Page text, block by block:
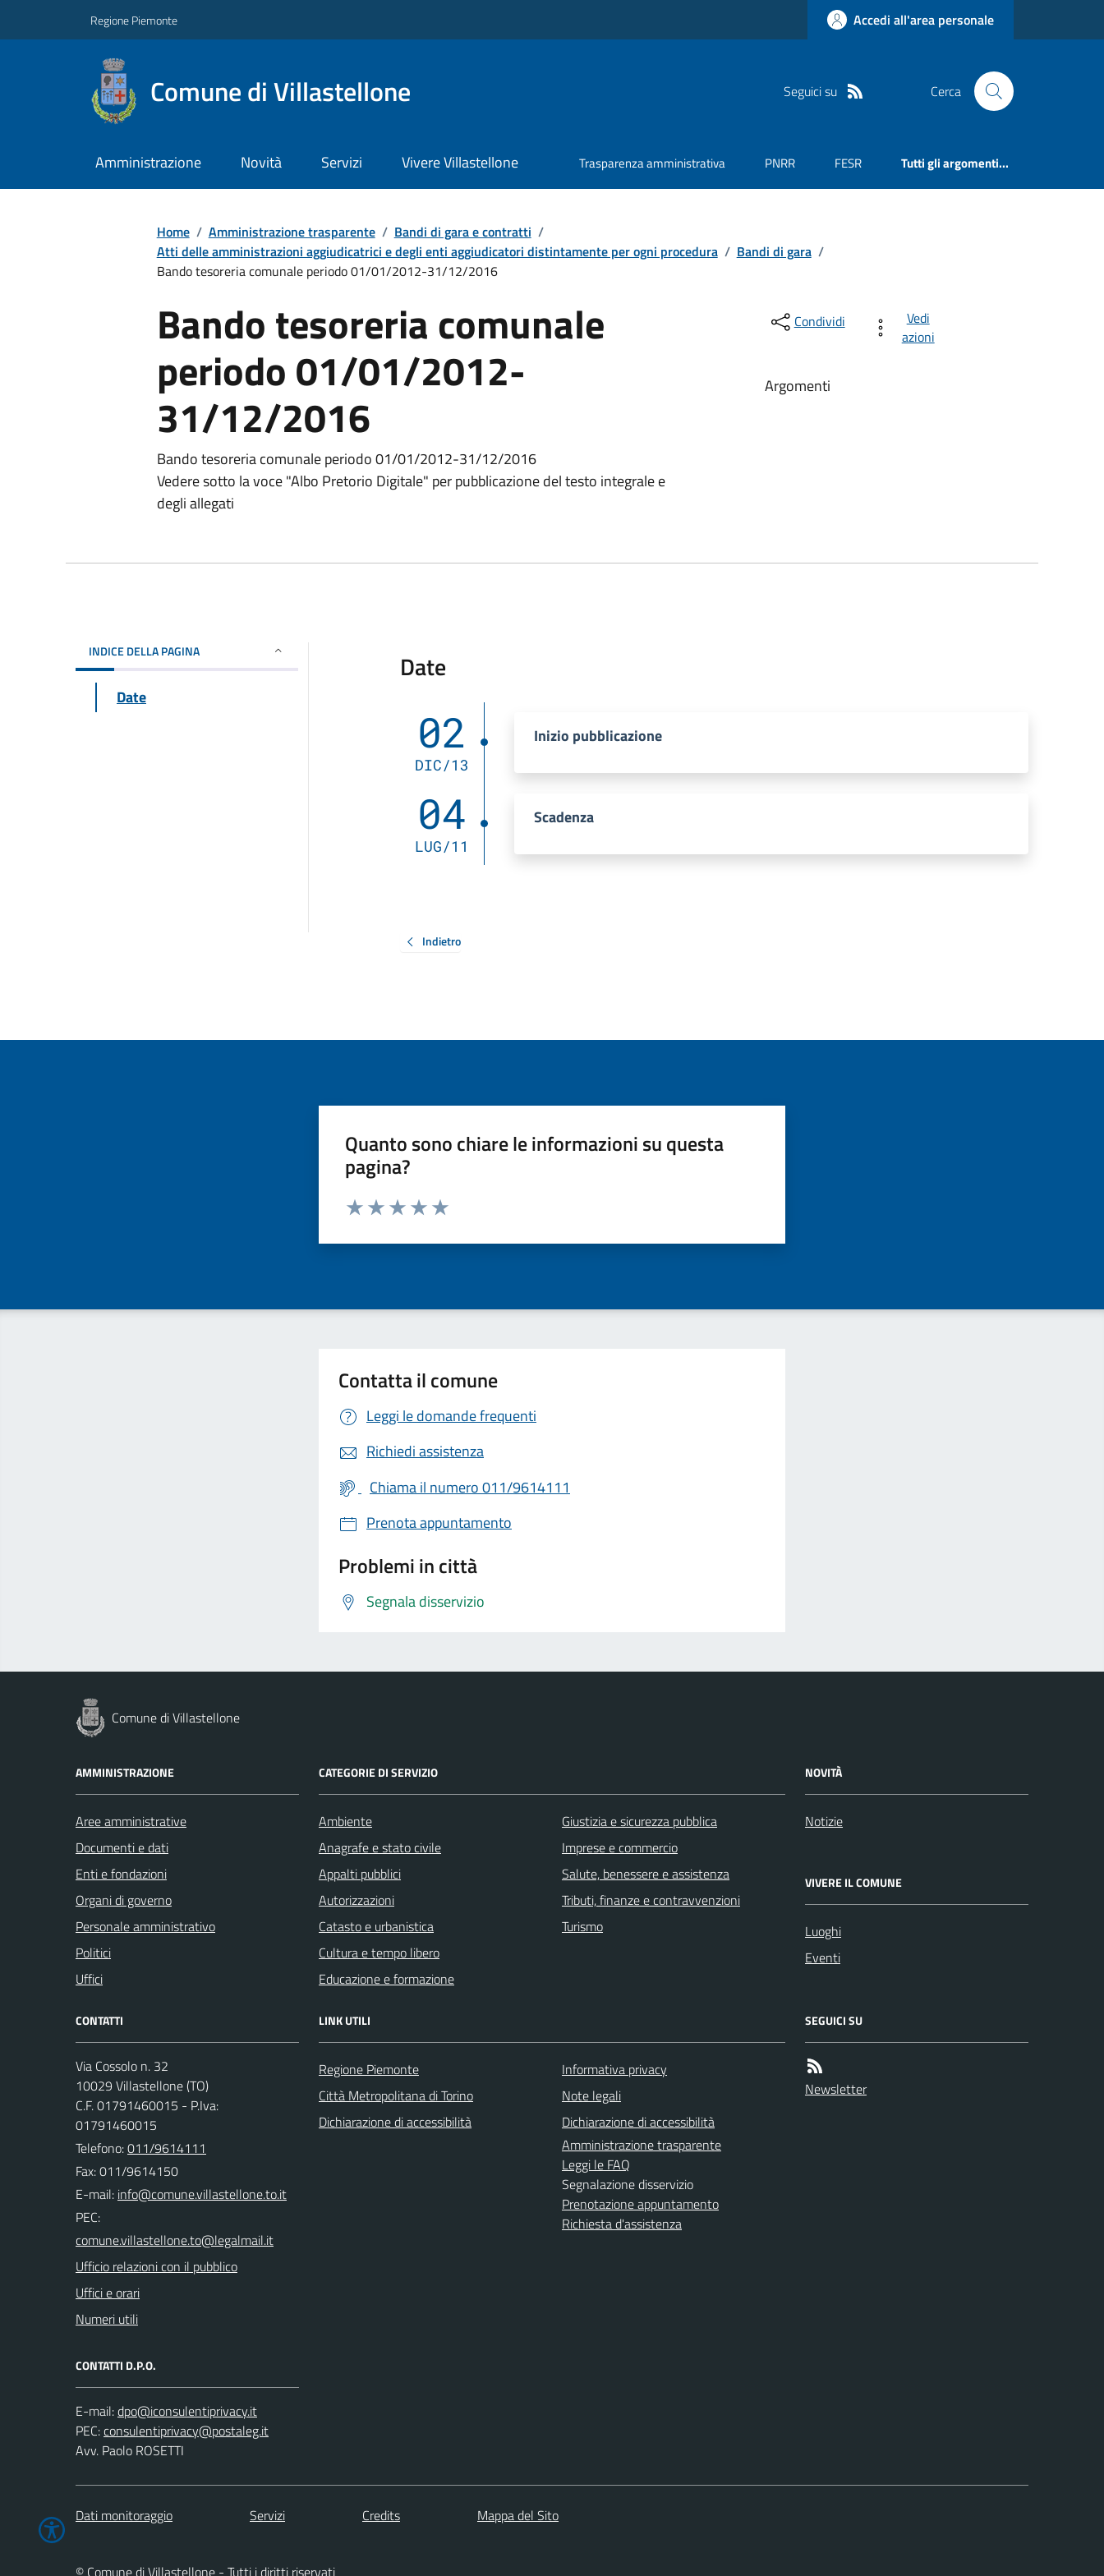
Regione Piemonte Accedi all'area personale
Comune di Villastellone Seguici su Cerca
Amministrazione Novità Servizi Vivere Villastellone Trasparenza amministrativa PNRR FESR Tutti gli argomenti...
Home / Amministrazione trasparente / Bandi di gara e contratti /
Atti delle amministrazioni aggiudicatrici e degli enti aggiudicatori distintamente per ogni procedura / Bandi di gara /
Bando tesoreria comunale periodo 01/01/2012-31/12/2016
Bando tesoreria comunale
periodo 01/01/2012-
31/12/2016
Bando tesoreria comunale periodo 01/01/2012-31/12/2016
Vedere sotto la voce "Albo Pretorio Digitale" per pubblicazione del testo integrale e
degli allegati
Condividi
Vedi
azioni
Argomenti
INDICE DELLA PAGINA
Date
Date
02
DIC/13
Inizio pubblicazione
04
LUG/11
Scadenza
Indietro
Quanto sono chiare le informazioni su questa
pagina?
Valuta da 1 a 5 stelle la pagina
Contatta il comune
Leggi le domande frequenti
Richiedi assistenza
Chiama il numero 011/9614111
Prenota appuntamento
Problemi in città
Segnala disservizio
Comune di Villastellone
AMMINISTRAZIONE
Aree amministrative
Documenti e dati
Enti e fondazioni
Organi di governo
Personale amministrativo
Politici
Uffici
CATEGORIE DI SERVIZIO
Ambiente
Anagrafe e stato civile
Appalti pubblici
Autorizzazioni
Catasto e urbanistica
Cultura e tempo libero
Educazione e formazione
Giustizia e sicurezza pubblica
Imprese e commercio
Salute, benessere e assistenza
Tributi, finanze e contravvenzioni
Turismo
NOVITÀ
Notizie
VIVERE IL COMUNE
Luoghi
Eventi
CONTATTI
Via Cossolo n. 32
10029 Villastellone (TO)
C.F. 01791460015 - P.Iva:
01791460015
Telefono:011/9614111
Fax: 011/9614150
E-mail:
PEC:
Ufficio relazioni con il pubblico
Uffici e orari
Numeri utili
CONTATTI D.P.O.
E-mail:
PEC:
Avv. Paolo ROSETTI
LINK UTILI
Regione Piemonte
Città Metropolitana di Torino
Dichiarazione di accessibilità
Informativa privacy
Note legali
Dichiarazione di accessibilità
Amministrazione trasparente
Leggi le FAQ
Segnalazione disservizio
Prenotazione appuntamento
Richiesta d'assistenza
SEGUICI SU
Newsletter
Dati monitoraggio Servizi Credits Mappa del Sito
© Comune di Villastellone - Tutti i diritti riservati